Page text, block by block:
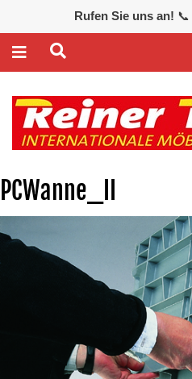
Rufen Sie uns an! 📞
PCWanne_II